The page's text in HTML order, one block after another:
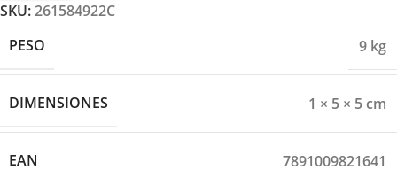
SKU:261584922C
PESO
9 kg
DIMENSIONES 1 × 5 × 5 cm
EAN 7891009821641